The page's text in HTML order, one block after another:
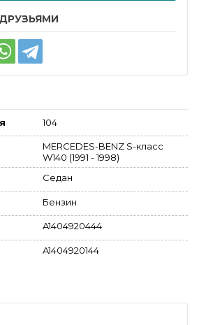
104
MERCEDES-BENZ S-класс
W140 (1991 - 1998)
Седан
Бензин
A1404920444
A1404920144